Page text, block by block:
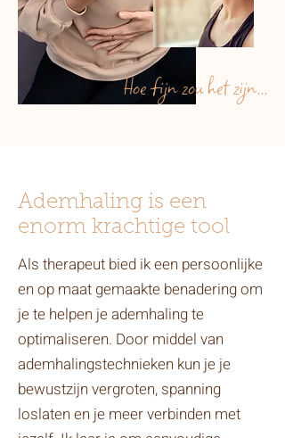
Hoe fijn zou het zijn...
Ademhaling is een
enorm krachtige tool
Als therapeut bied ik een persoonlijke
en op maat gemaakte benadering om
je te helpen je ademhaling te
optimaliseren. Door middel van
ademhalingstechnieken kun je je
bewustzijn vergroten, spanning
loslaten en je meer verbinden met